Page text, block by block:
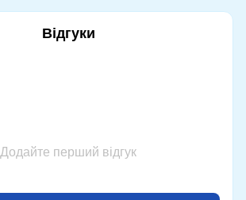
Відгуки
Додайте перший відгук